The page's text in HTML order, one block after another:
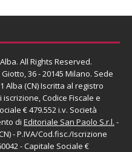
All Rights Reserved.
Giotto, 36 - 20145 Milano. Sede
Alba (CN) Iscritta al registro
Codice Fiscale e
€ 479.552 i.v. Società
di Editoriale San Paolo S.r.l. -
- P.IVA/Cod.fisc./Iscrizione
- Capitale Sociale €